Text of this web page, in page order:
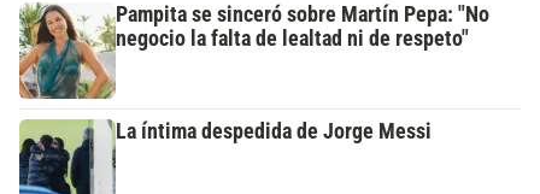
Pampita se sinceró sobre Martín Pepa: "No
negocio la falta de lealtad ni de respeto"
La íntima despedida de Jorge Messi